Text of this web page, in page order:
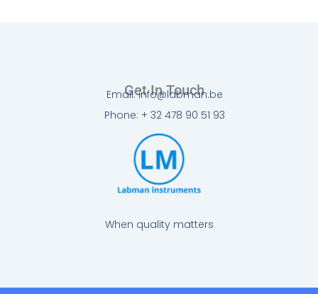
When quality matters
Get In Touch
Email: info@labman.be
Phone: + 32 478 90 51 93